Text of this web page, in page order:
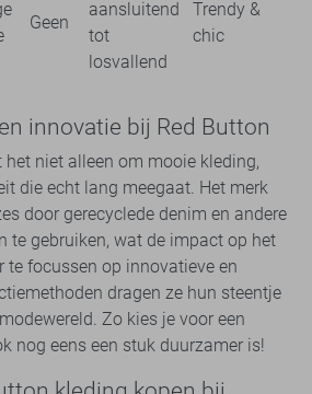
Geen
aansluitend
tot
losvallend
Trendy &
chic
innovatie bij Red Button
niet alleen om mooie kleding,
die echt lang meegaat. Het merk
door gerecyclede denim en andere
te gebruiken, wat de impact op het
te focussen op innovatieve en
dragen ze hun steentje
Zo kies je voor een
nog eens een stuk duurzamer is!